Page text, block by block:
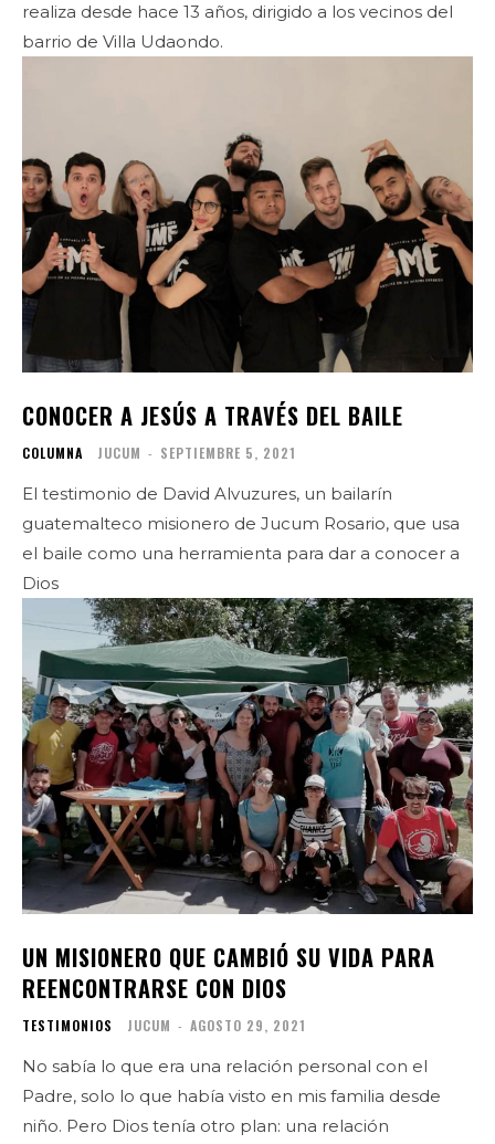
realiza desde hace 13 años, dirigido a los vecinos del
barrio de Villa Udaondo.
CONOCER A JESÚS A TRAVÉS DEL BAILE
COLUMNA JUCUM - SEPTIEMBRE 5, 2021
El testimonio de David Alvuzures, un bailarín
guatemalteco misionero de Jucum Rosario, que usa
el baile como una herramienta para dar a conocer a
Dios
UN MISIONERO QUE CAMBIÓ SU VIDA PARA
REENCONTRARSE CON DIOS
TESTIMONIOS JUCUM - AGOSTO 29, 2021
No sabía lo que era una relación personal con el
Padre, solo lo que había visto en mis familia desde
niño. Pero Dios tenía otro plan: una relación